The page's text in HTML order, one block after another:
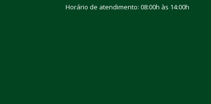
Horário de atendimento: 08:00h às 14:00h